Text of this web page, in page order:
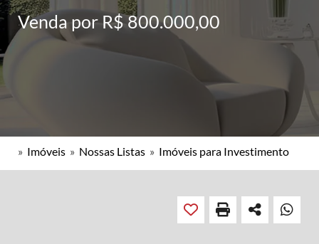
Venda por R$ 800.000,00
» Imóveis » Nossas Listas » Imóveis para Investimento